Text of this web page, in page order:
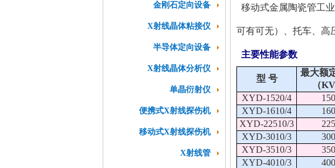
金刚石定向设备
X射线晶体粘接仪
半导体定向设备
X射线晶体分析仪
单晶衍射仪
便携式X射线探伤机
移动式X射线探伤机
X射线管
移动式金属陶瓷管工
可有可无）、托车、高
主要性能参数
型 号
最大额
（KV
XYD-1520/4
150
XYD-1610/4
160
XYD-22510/3
225
XYD-3010/3
300
XYD-3510/3
350
XYD-4010/3
400